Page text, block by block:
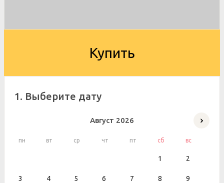
Купить
1. Выберите дату
Август 2026
пн вт ср чт пт сб вс
1 2
3 4 5 6 7 8 9